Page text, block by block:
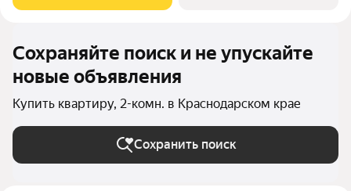
Сохраняйте поиск и не упускайте
новые объявления
Купить квартиру, 2-комн. в Краснодарском крае
Сохранить поиск